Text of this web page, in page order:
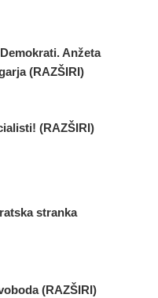
Demokrati. Anžeta
(RAZŠIRI)
(RAZŠIRI)
stranka
(RAZŠIRI)